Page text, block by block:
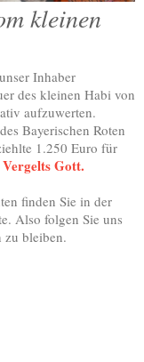
kleinen
Inhaber
des kleinen Habi von
aufzuwerten.
Bayerischen Roten
1.250 Euro für
ergelts Gott.
finden Sie in der
Also folgen Sie uns
zu bleiben.